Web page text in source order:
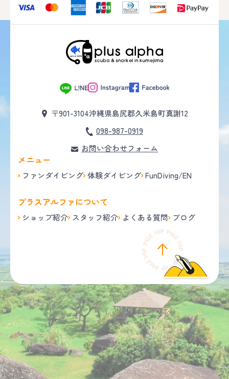
〒901-3104沖縄県島尻郡久米島町真謝12
098-987-0919
お問い合わせフォーム
メニュー
ファンダイビング 体験ダイビング FunDiving/EN
プラスアルファについて
ショップ紹介 スタッフ紹介 よくある質問 ブログ